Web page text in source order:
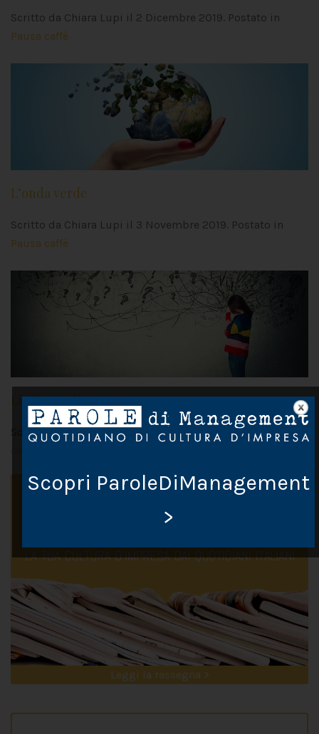
Scritto da Chiara Lupi il 2 Dicembre 2019. Postato in
Pausa caffè
L’onda verde
Scritto da Chiara Lupi il 3 Novembre 2019. Postato in
Pausa caffè
Limitiamo l’incertezza
Scritto da Chiara Lupi il13 Ottobre 2019 . Postato inPausa
caffè
Leggi la rassegna >
Scopri ParoleDiManagement
>